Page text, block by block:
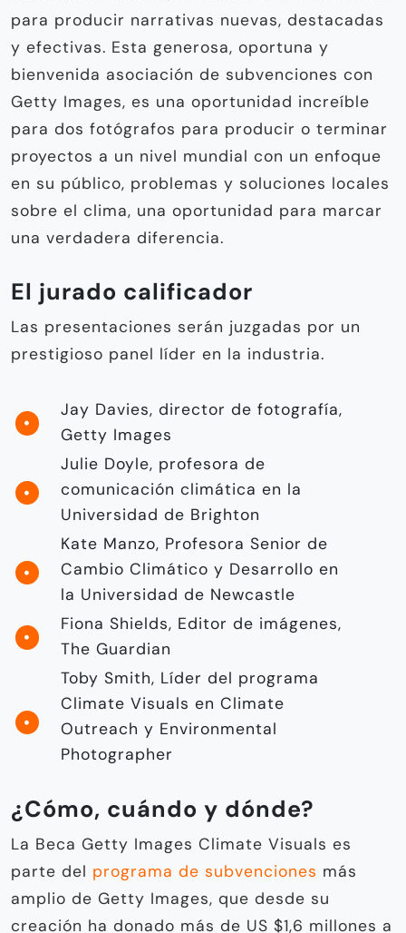
para producir narrativas nuevas, destacadas
y efectivas. Esta generosa, oportuna y
bienvenida asociación de subvenciones con
Getty Images, es una oportunidad increíble
para dos fotógrafos para producir o terminar
proyectos a un nivel mundial con un enfoque
en su público, problemas y soluciones locales
sobre el clima, una oportunidad para marcar
una verdadera diferencia.
El jurado calificador
Las presentaciones serán juzgadas por un
prestigioso panel líder en la industria.
Jay Davies, director de fotografía,
Getty Images
Julie Doyle, profesora de
comunicación climática en la
Universidad de Brighton
Kate Manzo, Profesora Senior de
Cambio Climático y Desarrollo en
la Universidad de Newcastle
Fiona Shields, Editor de imágenes,
The Guardian
Toby Smith, Líder del programa
Climate Visuals en Climate
Outreach y Environmental
Photographer
¿Cómo, cuándo y dónde?
La Beca Getty Images Climate Visuals es
parte del programa de subvenciones más
amplio de Getty Images, que desde su
creación ha donado más de US $1,6 millones a